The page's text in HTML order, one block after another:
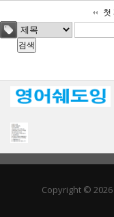
첫
Copyright © 2026